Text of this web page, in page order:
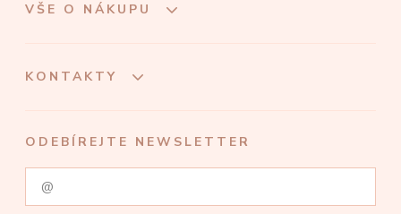
VŠE O NÁKUPU
KONTAKTY
ODEBÍREJTE NEWSLETTER